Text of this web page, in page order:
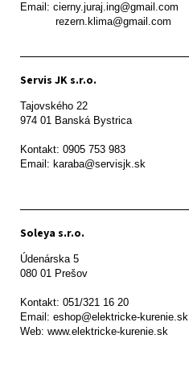
Email: cierny.juraj.ing@gmail.com
           rezern.klima@gmail.com
Servis JK s.r.o.
Tajovského 22
974 01 Banská Bystrica
Kontakt: 0905 753 983
Email: karaba@servisjk.sk
Soleya s.r.o.
Údenárska 5
080 01 Prešov
Kontakt: 051/321 16 20
Email: eshop@elektricke-kurenie.sk
Web: www.elektricke-kurenie.sk